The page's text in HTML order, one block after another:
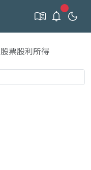
新通知
股票股利所得